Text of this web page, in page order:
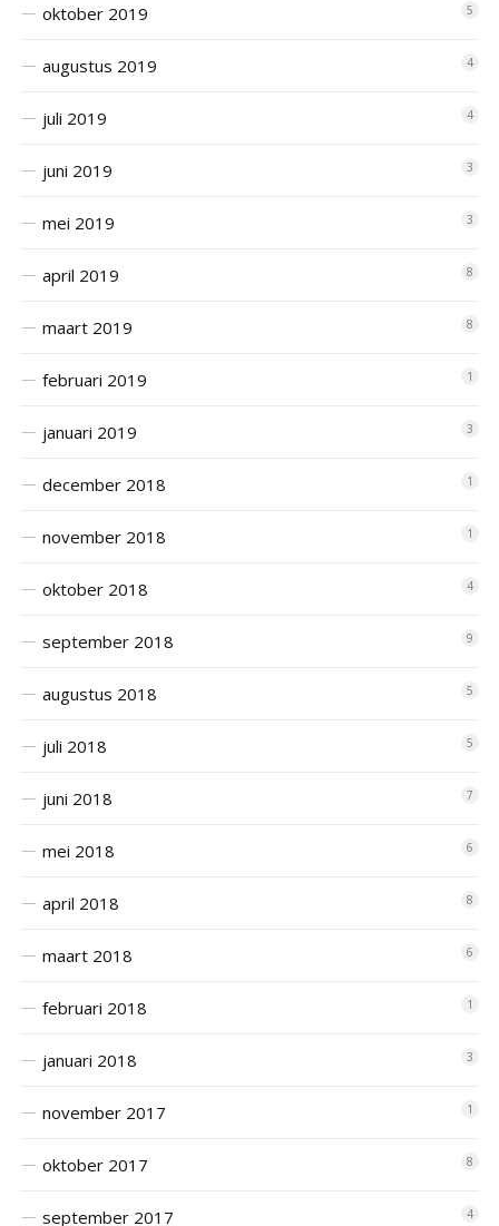
oktober 2019 5
augustus 2019 4
juli 2019 4
juni 2019 3
mei 2019 3
april 2019 8
maart 2019 8
februari 2019 1
januari 2019 3
december 2018 1
november 2018 1
oktober 2018 4
september 2018 9
augustus 2018 5
juli 2018 5
juni 2018 7
mei 2018 6
april 2018 8
maart 2018 6
februari 2018 1
januari 2018 3
november 2017 1
oktober 2017 8
september 2017 4